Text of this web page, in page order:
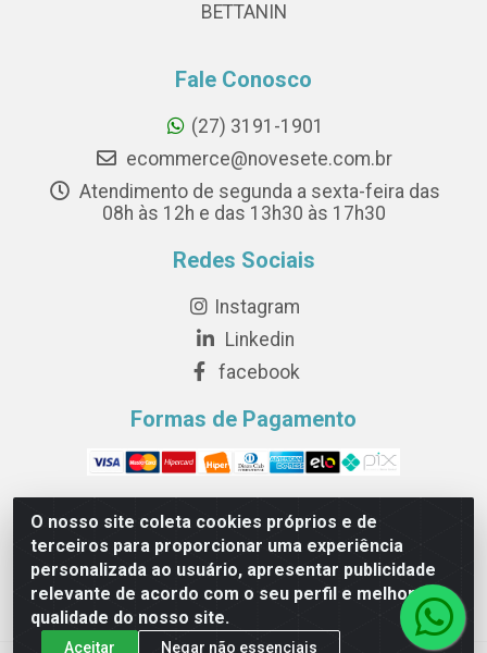
O nosso site coleta cookies próprios e de
terceiros para proporcionar uma experiência
personalizada ao usuário, apresentar publicidade
relevante de acordo com o seu perfil e melhorar a
qualidade do nosso site.
Aceitar Negar não essenciais
BETTANIN
Fale Conosco
(27) 3191-1901
ecommerce@novesete.com.br
Atendimento de segunda a sexta-feira das
08h às 12h e das 13h30 às 17h30
Redes Sociais
Instagram
Linkedin
facebook
Formas de Pagamento
Novesete Distribuidora LTDA - Avenida Setecentos, S/N,
Terminal Intermodal da Serra, Serra/ES - CEP 29161-
414 - CNPJ 29.479.604/0001-44